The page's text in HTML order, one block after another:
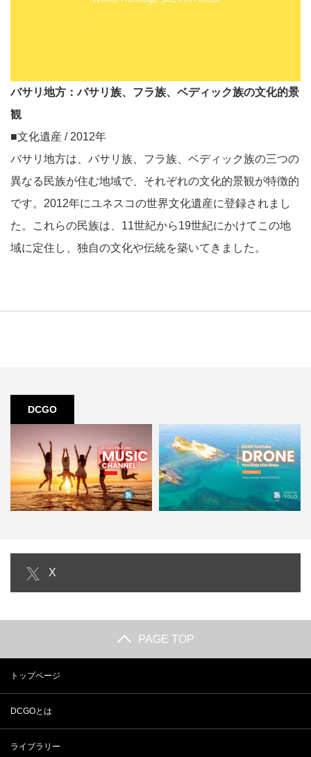
バサリ地方：バサリ族、フラ族、ベディック族の文化的景
観
■文化遺産 / 2012年
バサリ地方は、バサリ族、フラ族、ベディック族の三つの
異なる民族が住む地域で、それぞれの文化的景観が特徴的
です。2012年にユネスコの世界文化遺産に登録されまし
た。これらの民族は、11世紀から19世紀にかけてこの地
域に定住し、独自の文化や伝統を築いてきました。
DCGO
【HD｜作業用BGM】作業用BGM
X
PAGE TOP
トップページ
DCGOとは
ライブラリー